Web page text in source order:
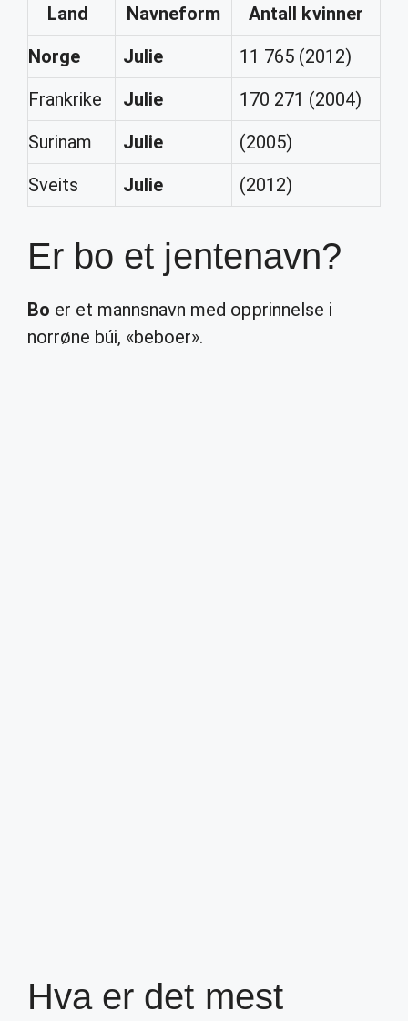
Land
Navneform Antall kvinner
Norge
Julie
11 765 (2012)
Frankrike
Julie
170 271 (2004)
Surinam
Julie
(2005)
Sveits
Julie (2012)
Er bo et jentenavn?
Bo er et mannsnavn med opprinnelse i
norrøne búi, «beboer».
Hva er det mest